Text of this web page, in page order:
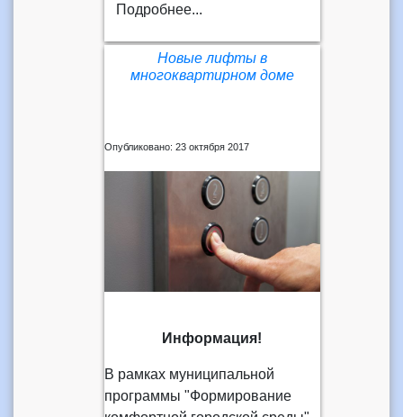
Подробнее...
Новые лифты в
многоквартирном доме
Опубликовано: 23 октября 2017
Информация!
В рамках муниципальной
программы "Формирование